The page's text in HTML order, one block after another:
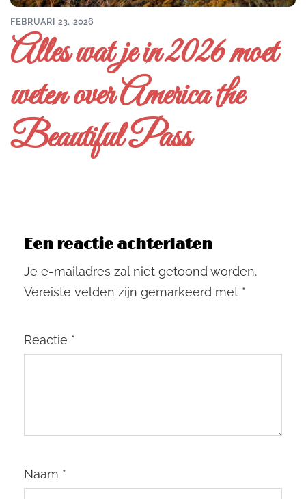
FEBRUARI 23, 2026
Alles wat je in 2026 moet
weten over America the
Beautiful Pass
Een reactie achterlaten
Je e-mailadres zal niet getoond worden.
Vereiste velden zijn gemarkeerd met *
Reactie *
Naam *